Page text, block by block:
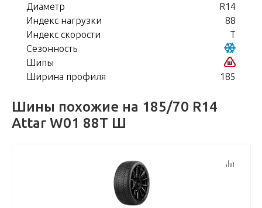
Диаметр
R14
Индекс нагрузки
88
Индекс скорости
T
Сезонность
Шипы
Ширина профиля
185
Шины похожие на 185/70 R14
Attar W01 88T Ш